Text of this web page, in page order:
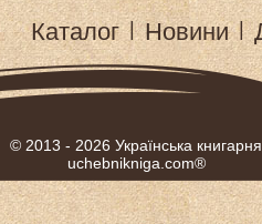
Каталог | Новини |
© 2013 - 2026 Українська книгарня
uchebnikniga.com®